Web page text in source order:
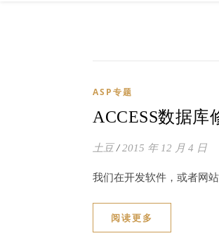
ASP专题
ACCESS数据
土豆 / 2015 年 12 月 4 日
我们在开发软件，或者网
阅读更多